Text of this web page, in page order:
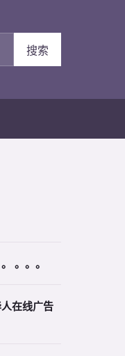
搜索
。。。
在线广告